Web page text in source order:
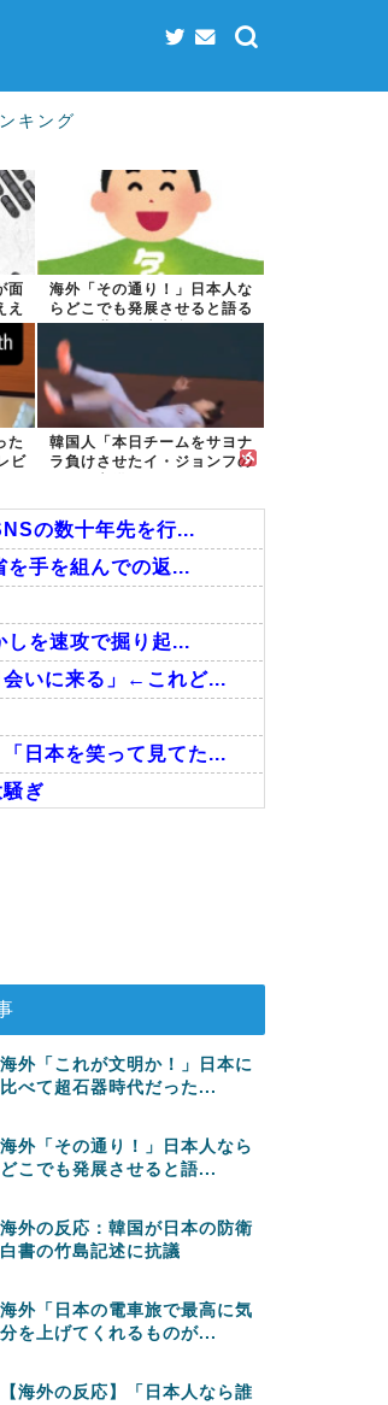
キング
面
え
海外「その通り！」日本人な
らどこでも発展させると語る
世界的大富豪...
た
ビ
韓国人「本日チームをサヨナ
ラ負けさせたイ・ジョンフの
の数十年先を行...
を手を組んでの返...
しを速攻で掘り起...
会いに来る」←これど...
日本を笑って見てた...
ぎ
の数十年先を行...
海外「これが文明か！」日本に
比べて超石器時代だった...
海外「その通り！」日本人なら
どこでも発展させると語...
海外の反応：韓国が日本の防衛
白書の竹島記述に抗議
海外「日本の電車旅で最高に気
分を上げてくれるものが...
【海外の反応】「日本人なら誰